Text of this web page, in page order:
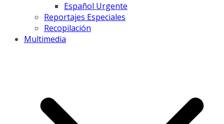
Español Urgente
Reportajes Especiales
Recopilación
Multimedia